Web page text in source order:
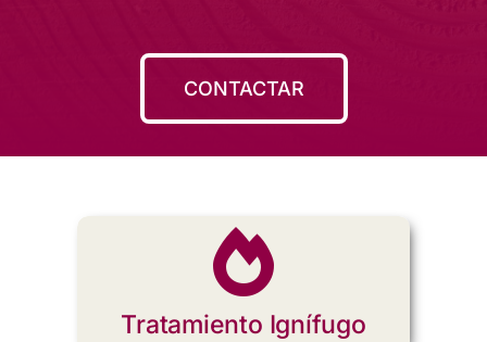
CONTACTAR
Tratamiento Ignífugo